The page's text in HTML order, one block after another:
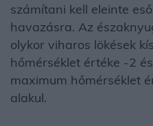
számítani kell eleinte
havazásra. Az
olykor viharos lökések
hőmérséklet értéke -2
maximum hőmérséklet
alakul.